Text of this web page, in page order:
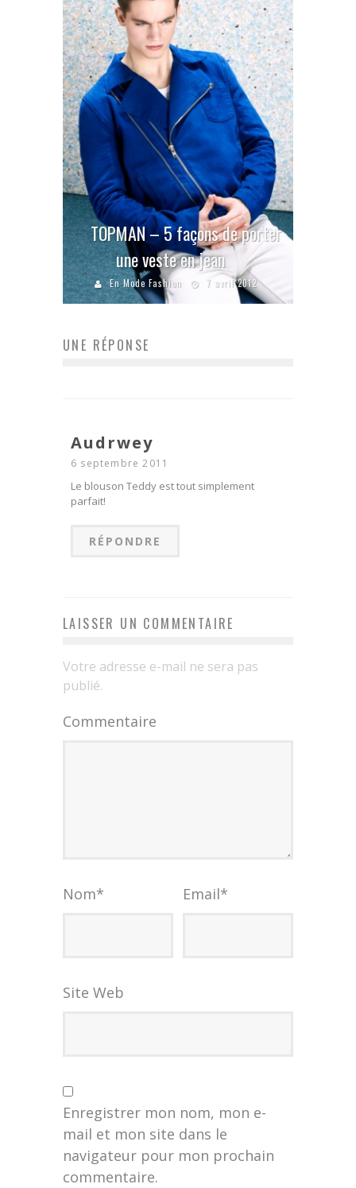
TOPMAN – 5 façons de porter
une veste en jean
En Mode Fashion 7 avril 2012
UNE RÉPONSE
Audrwey
6 septembre 2011
Le blouson Teddy est tout simplement
parfait!
RÉPONDRE
LAISSER UN COMMENTAIRE
Votre adresse e-mail ne sera pas
publié.
Commentaire
Nom* Email*
Site Web
Enregistrer mon nom, mon e-
mail et mon site dans le
navigateur pour mon prochain
commentaire.